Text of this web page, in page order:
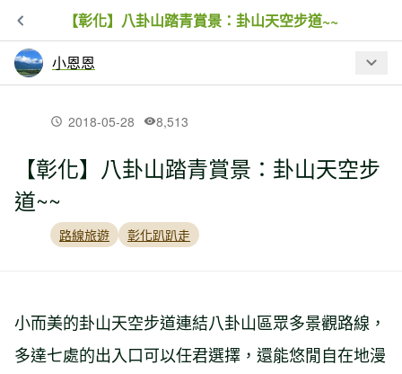
【彰化】八卦山踏青賞景：卦山天空步道~~
小恩恩
最新文章
【台中】夕照花樑橋：后豐鐵馬道~~
【台中】黃連木紅梅子橋：東豐自行車
【苗栗】英才書院探東社：北勢溪親水
2018-05-28 8,513
【彰化】八卦山踏青賞景：卦山天空步
道~~
路線旅遊 彰化趴趴走
小而美的卦山天空步道連結八卦山區眾多景觀路線，
多達七處的出入口可以任君選擇，還能悠閒自在地漫